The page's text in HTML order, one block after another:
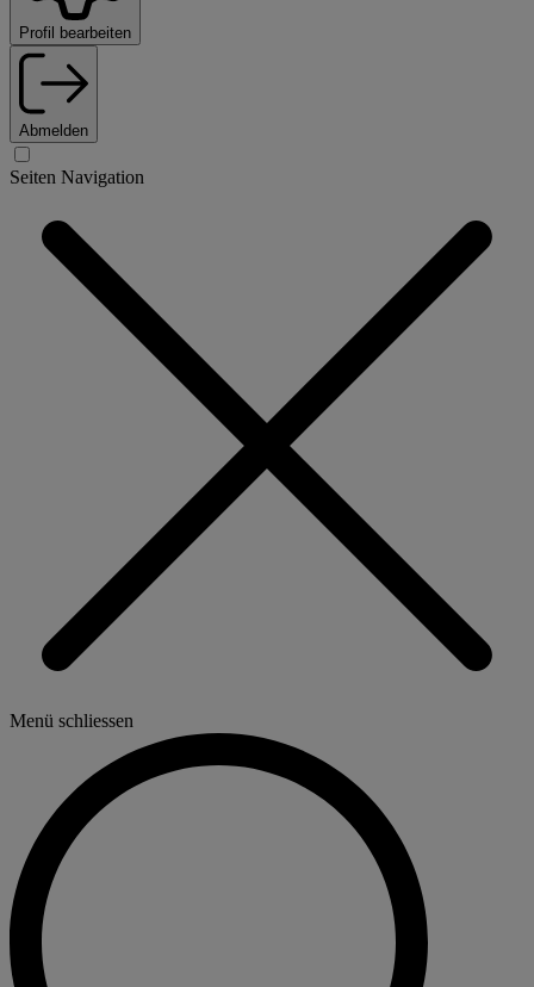
Profil bearbeiten
Abmelden
Seiten Navigation
Menü schliessen